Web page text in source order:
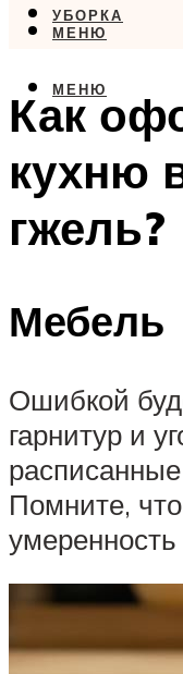
УБОРКА
МЕНЮ
МЕНЮ
Как
кухню
гжель?
Мебель
Ошибкой
гарнитур и
Помните,